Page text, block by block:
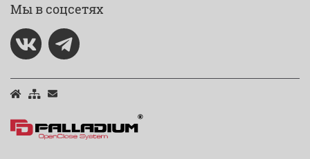
Мы в соцсетях